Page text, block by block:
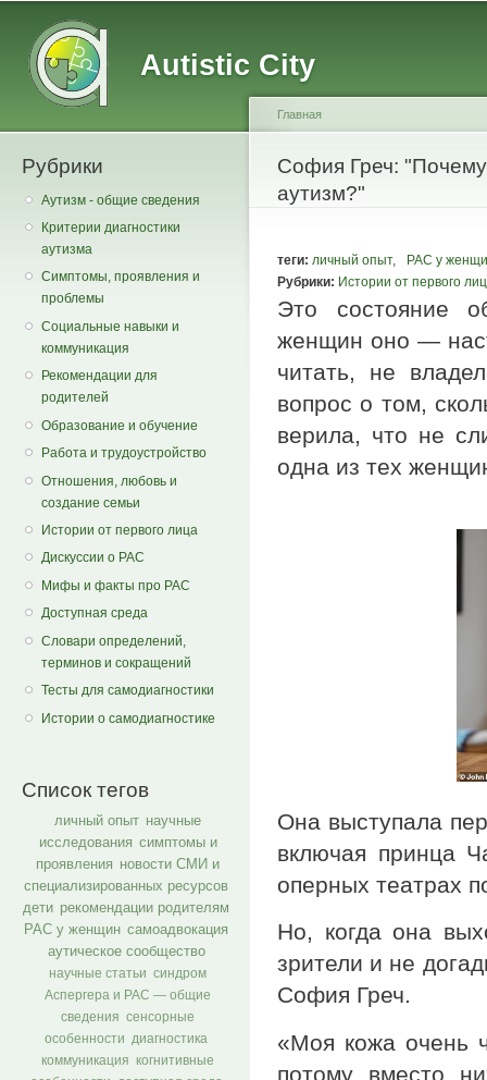
Autistic City
Рубрики
Аутизм - общие сведения
Критерии диагностики
аутизма
Симптомы, проявления и
проблемы
Социальные навыки и
коммуникация
Рекомендации для
родителей
Образование и обучение
Работа и трудоустройство
Отношения, любовь и
создание семьи
Истории от первого лица
Дискуссии о РАС
Мифы и факты про РАС
Доступная среда
Словари определений,
терминов и сокращений
Тесты для самодиагностики
Истории о самодиагностике
Список тегов
личный опыт научные
исследования симптомы и
проявления новости СМИ и
специализированных ресурсов
дети рекомендации родителям
РАС у женщин самоадвокация
аутическое сообщество
научные статьи синдром
Аспергера и РАС — общие
сведения сенсорные
особенности диагностика
коммуникация когнитивные
You are here
Главная
София Греч: "Почему
аутизм?"
теги: личный опыт,
РАС у
Рубрики: Истории от первого
Это состояние
женщин оно —
читать, не
вопрос о том,
верила, что не
одна из тех
Она выступала
включая принца
оперных театрах
Но, когда она
зрители и не
София Греч.
«Моя кожа очень
потому вместо